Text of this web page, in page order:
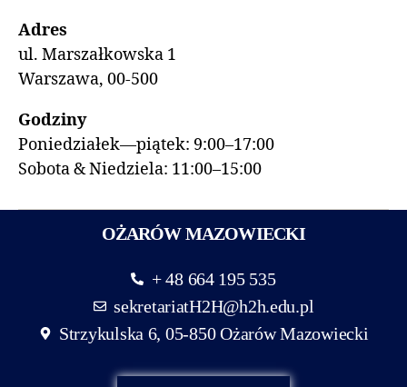
Adres
ul. Marszałkowska 1
Warszawa, 00-500
Godziny
Poniedziałek—piątek: 9:00–17:00
Sobota & Niedziela: 11:00–15:00
OŻARÓW MAZOWIECKI
+ 48 664 195 535
sekretariatH2H@h2h.edu.pl
Strzykulska 6, 05-850 Ożarów Mazowiecki